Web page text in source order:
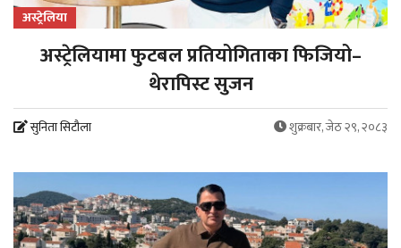
अस्ट्रेलिया
अस्ट्रेलियामा फुटबल प्रतियोगिताका फिजियो–
थेरापिस्ट सुजन
सुनिता सिटौला शुक्रबार, जेठ २९, २०८३